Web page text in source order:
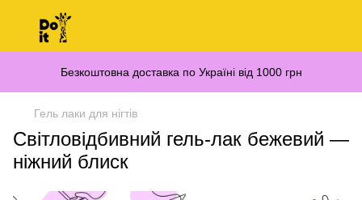
Безкоштовна доставка по Україні від 1000 грн
Гель лаки для нігтів
Світловідбивний гель-лак бежевий —
ніжний блиск